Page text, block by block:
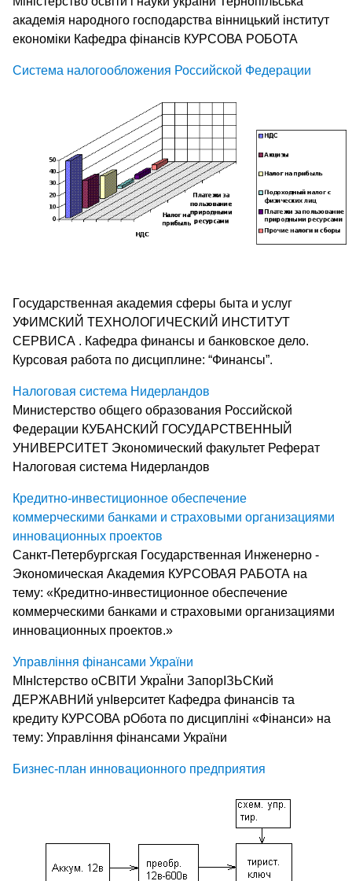
академія народного господарства вінницький інститут
економіки Кафедра фінансів КУРСОВА РОБОТА
Система налогообложения Российской Федерации
Государственная академия сферы быта и услуг
УФИМСКИЙ ТЕХНОЛОГИЧЕСКИЙ ИНСТИТУТ
СЕРВИСА . Кафедра финансы и банковское дело.
Курсовая работа по дисциплине: “Финансы”.
Налоговая система Нидерландов
Министерство общего образования Российской
Федерации КУБАНСКИЙ ГОСУДАРСТВЕННЫЙ
УНИВЕРСИТЕТ Экономический факультет Реферат
Налоговая система Нидерландов
Кредитно-инвестиционное обеспечение
коммерческими банками и страховыми организациями
инновационных проектов
Санкт-Петербургская Государственная Инженерно -
Экономическая Академия КУРСОВАЯ РАБОТА на
тему: «Кредитно-инвестиционное обеспечение
коммерческими банками и страховыми организациями
инновационных проектов.»
Управління фінансами України
МІнІстерство оСВІТИ УкраЇни ЗапорІЗЬСКий
ДЕРЖАВНИй унІверситет Кафедра финансів та
кредиту КУРСОВА рОбота по дисципліні «Фінанси» на
тему: Управління фінансами України
Бизнес-план инновационного предприятия